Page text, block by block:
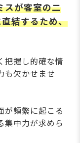
スが客室の二
結するため、
把握し的確な情
も欠かせませ
が頻繁に起こる
集中力が求めら